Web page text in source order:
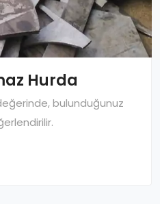
Hurda
bulunduğunuz